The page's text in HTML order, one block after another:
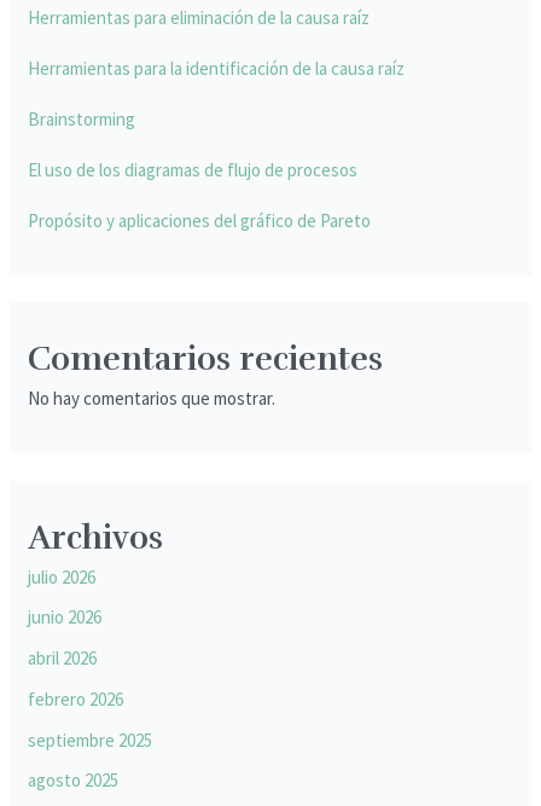
Herramientas para eliminación de la causa raíz
Herramientas para la identificación de la causa raíz
Brainstorming
El uso de los diagramas de flujo de procesos
Propósito y aplicaciones del gráfico de Pareto
Comentarios recientes
No hay comentarios que mostrar.
Archivos
julio 2026
junio 2026
abril 2026
febrero 2026
septiembre 2025
agosto 2025